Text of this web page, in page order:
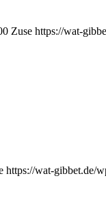
Zuse https://wat-
https://wat-gibbet.de/